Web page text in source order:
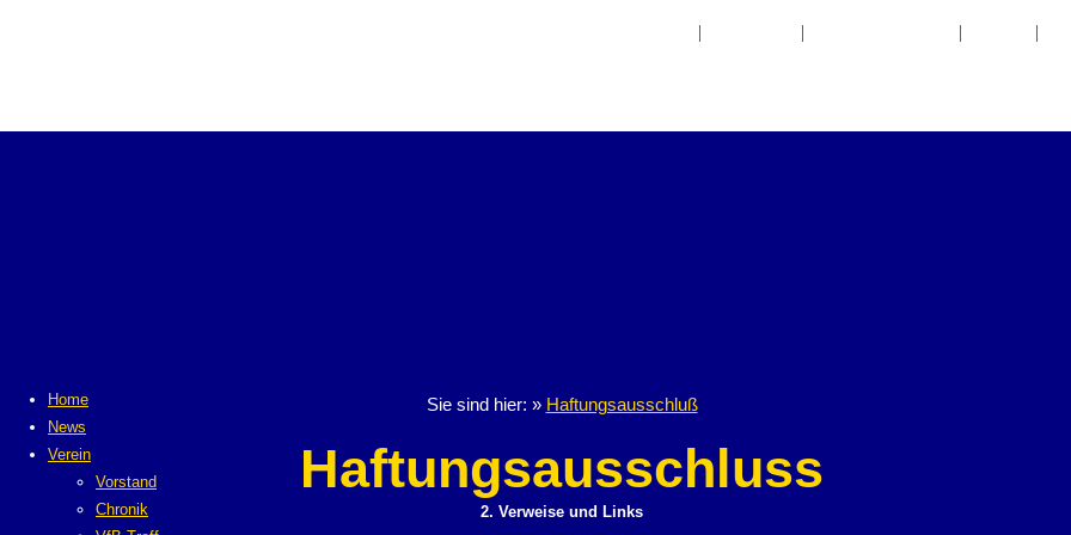
Home
News
Verein
Vorstand
Chronik
Sie sind hier: » Haftungsausschluß
Haftungsausschluss
2. Verweise und Links